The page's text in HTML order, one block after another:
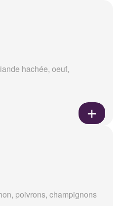
hachée, oeuf,
poivrons, champignons